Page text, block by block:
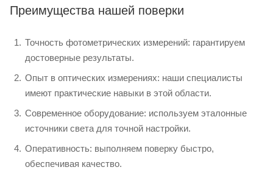
Преимущества нашей поверки
Точность фотометрических измерений: гарантируем
достоверные результаты.
Опыт в оптических измерениях: наши специалисты
имеют практические навыки в этой области.
Современное оборудование: используем эталонные
источники света для точной настройки.
Оперативность: выполняем поверку быстро,
обеспечивая качество.